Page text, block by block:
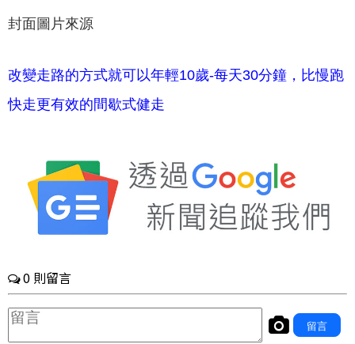
封面圖片來源
改變走路的方式就可以年輕10歲-每天30分鐘，比慢跑
快走更有效的間歇式健走